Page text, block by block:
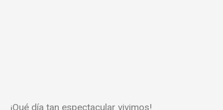
¡Qué día tan espectacular vivimos!